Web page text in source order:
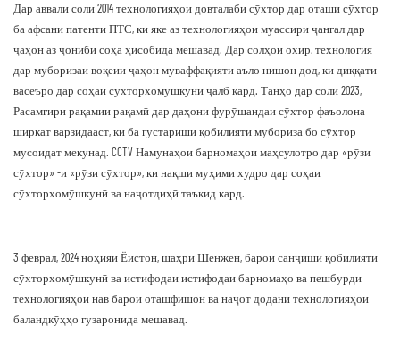
Дар аввали соли 2014 технологияҳои довталаби сӯхтор дар оташи сӯхтор
ба афсани патенти ПТС, ки яке аз технологияҳои муассири ҷангал дар
ҷаҳон аз ҷониби соҳа ҳисобида мешавад. Дар солҳои охир, технология
дар муборизаи воқеии ҷаҳон муваффақияти аъло нишон дод, ки диққати
васеъро дар соҳаи сӯхторхомӯшкунӣ ҷалб кард. Танҳо дар соли 2023,
Расамгири рақамии рақамӣ дар даҳони фурӯшандаи сӯхтор фаъолона
ширкат варзидааст, ки ба густариши қобилияти мубориза бо сӯхтор
мусоидат мекунад. CCTV Намунаҳои барномаҳои маҳсулотро дар «рӯзи
сӯхтор» -и «рӯзи сӯхтор», ки нақши муҳими худро дар соҳаи
сӯхторхомӯшкунӣ ва наҷотдиҳӣ таъкид кард.
3 феврал, 2024 ноҳияи Ёистон, шаҳри Шенжен, барои санҷиши қобилияти
сӯхторхомӯшкунӣ ва истифодаи истифодаи барномаҳо ва пешбурди
технологияҳои нав барои оташфишон ва наҷот додани технологияҳои
баландкӯҳҳо гузаронида мешавад.